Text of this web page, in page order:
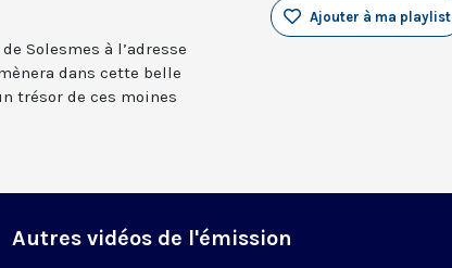
Ajouter à ma playlist
Solesmes à l’adresse
dans cette belle
trésor de ces moines
Autres vidéos de l'émission